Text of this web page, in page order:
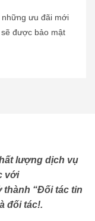
ưu đãi mới
được bảo mật
lượng dịch vụ
với
thành “Đối tác tin
đối tác!.